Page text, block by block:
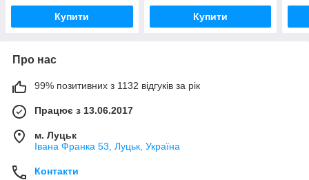
Купити Купити
Про нас
99% позитивних з 1132 відгуків за рік
Працює з 13.06.2017
м. Луцьк
Івана Франка 53, Луцьк, Україна
Контакти